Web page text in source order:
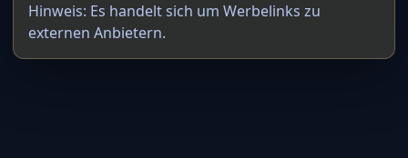
Hinweis: Es handelt sich um Werbelinks zu
externen Anbietern.